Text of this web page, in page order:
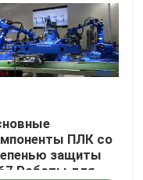
ПЛК со
защиты
Роботы для